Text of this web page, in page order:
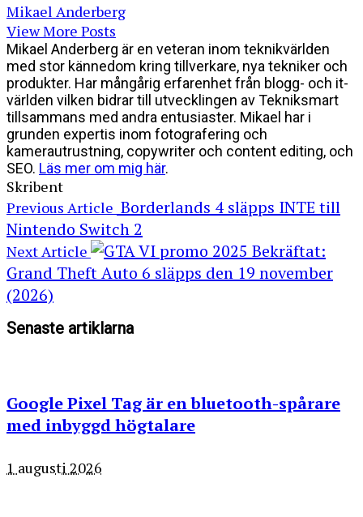
Mikael Anderberg
View More Posts
Mikael Anderberg är en veteran inom teknikvärlden
med stor kännedom kring tillverkare, nya tekniker och
produkter. Har mångårig erfarenhet från blogg- och it-
världen vilken bidrar till utvecklingen av Tekniksmart
tillsammans med andra entusiaster. Mikael har i
grunden expertis inom fotografering och
kamerautrustning, copywriter och content editing, och
SEO. Läs mer om mig här.
Skribent
Previous Article Borderlands 4 släpps INTE till
Nintendo Switch 2
Next Article
Bekräftat:
Grand Theft Auto 6 släpps den 19 november
(2026)
Senaste artiklarna
Google Pixel Tag är en bluetooth-spårare
med inbyggd högtalare
1 augusti 2026